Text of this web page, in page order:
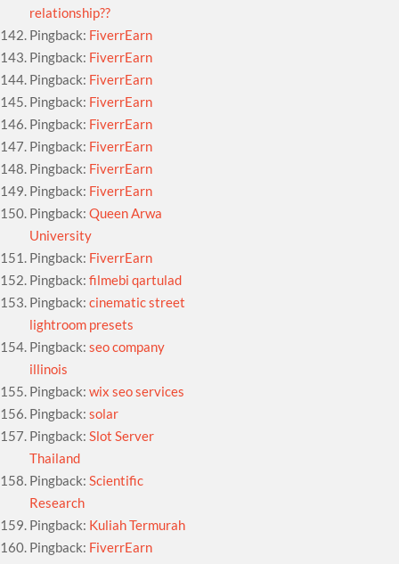
relationship??
Pingback: FiverrEarn
Pingback: FiverrEarn
Pingback: FiverrEarn
Pingback: FiverrEarn
Pingback: FiverrEarn
Pingback: FiverrEarn
Pingback: FiverrEarn
Pingback: FiverrEarn
Pingback:Queen Arwa
University
Pingback: FiverrEarn
Pingback:filmebi qartulad
Pingback:cinematic street
lightroom presets
Pingback:seo company
illinois
Pingback:wix seo services
Pingback:solar
Pingback:Slot Server
Thailand
Pingback:Scientific
Research
Pingback: Kuliah Termurah
Pingback: FiverrEarn